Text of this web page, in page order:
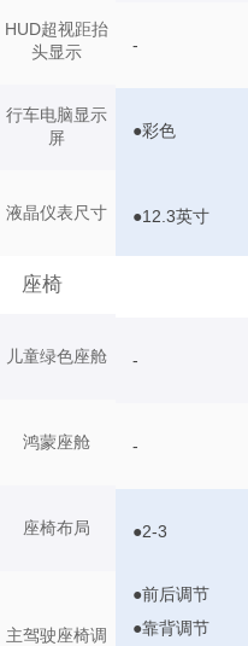
HUD超视距抬
头显示
行车电脑显示
屏
液晶仪表尺寸
座椅
儿童绿色座舱
鸿蒙座舱
座椅布局
主驾驶座椅调
-
●彩色
●12.3英寸
-
-
●2-3
●前后调节
●靠背调节